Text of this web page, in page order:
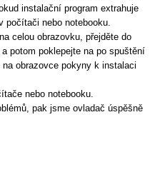
instalační program extrahuje
počítači nebo notebooku.
celou obrazovku, přejděte do
potom poklepejte na po spuštění
obrazovce pokyny k instalaci
nebo notebooku.
pak jsme ovladač úspěšně